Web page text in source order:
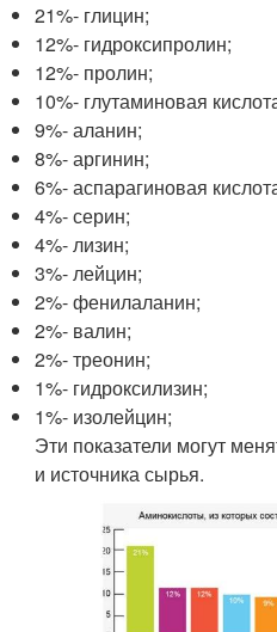
21%- глицин;
12%- гидроксипролин;
12%- пролин;
10%- глутаминовая
9%- аланин;
8%- аргинин;
6%- аспарагиновая
4%- серин;
4%- лизин;
3%- лейцин;
2%- фенилаланин;
2%- валин;
2%- треонин;
1%- гидроксилизин;
1%- изолейцин;
Эти показатели могут
и источника сырья.